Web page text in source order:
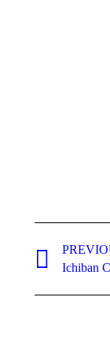
Previous
Ichiban